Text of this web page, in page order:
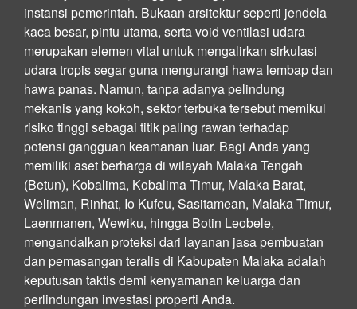
instansi pemerintah. Bukaan arsitektur seperti jendela
kaca besar, pintu utama, serta void ventilasi udara
merupakan elemen vital untuk mengalirkan sirkulasi
udara tropis segar guna mengurangi hawa lembap dan
hawa panas. Namun, tanpa adanya pelindung
mekanis yang kokoh, sektor terbuka tersebut memikul
risiko tinggi sebagai titik paling rawan terhadap
potensi gangguan keamanan luar. Bagi Anda yang
memiliki aset berharga di wilayah Malaka Tengah
(Betun), Kobalima, Kobalima Timur, Malaka Barat,
Weliman, Rinhat, Io Kufeu, Sasitamean, Malaka Timur,
Laenmanen, Wewiku, hingga Botin Leobele,
mengandalkan proteksi dari layanan jasa pembuatan
dan pemasangan teralis di Kabupaten Malaka adalah
keputusan taktis demi kenyamanan keluarga dan
perlindungan investasi properti Anda.